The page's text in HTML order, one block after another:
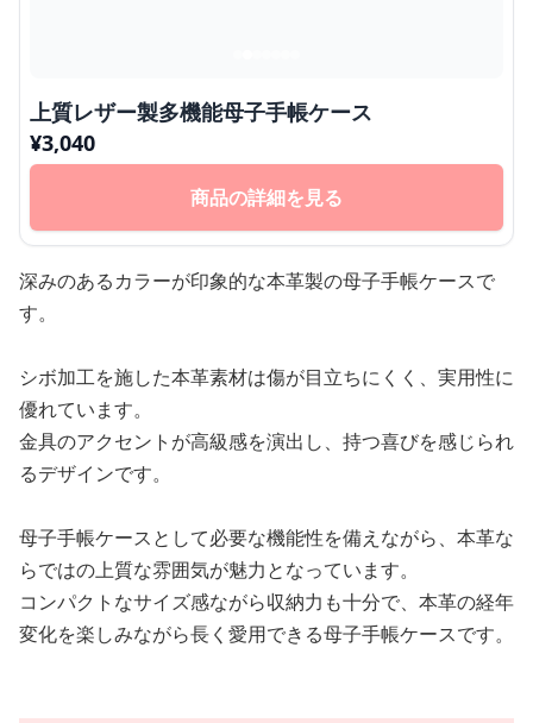
上質レザー製多機能母子手帳ケース
¥3,040
商品の詳細を見る
深みのあるカラーが印象的な本革製の母子手帳ケースで
す。
シボ加工を施した本革素材は傷が目立ちにくく、実用性に
優れています。
金具のアクセントが高級感を演出し、持つ喜びを感じられ
るデザインです。
母子手帳ケースとして必要な機能性を備えながら、本革な
らではの上質な雰囲気が魅力となっています。
コンパクトなサイズ感ながら収納力も十分で、本革の経年
変化を楽しみながら長く愛用できる母子手帳ケースです。